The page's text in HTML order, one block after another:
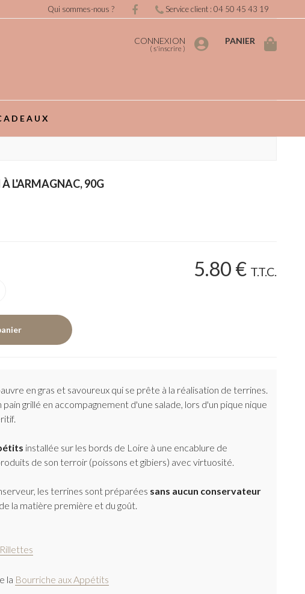
CONNEXION
( s'inscrire )
PANIER
L'ARMAGNAC, 90G
5.80 € T.T.C.
en gras et savoureux qui se prête à la réalisation de terrines.
grillé en accompagnement d'une salade, lors d'un pique nique
installée sur les bords de Loire à une encablure de
de son terroir (poissons et gibiers) avec virtuosité.
les terrines sont préparées sans aucun conservateur
la matière première et du goût.
la Bourriche aux Appétits
Qui sommes-nous ? Service client : 04 50 45 43 19